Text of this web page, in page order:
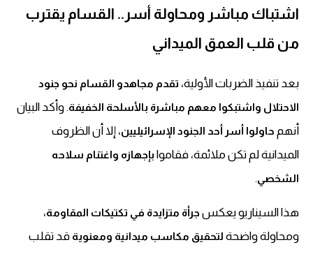
اشتباك مباشر ومحاولة أسر.. القسام يقترب
من قلب العمق الميداني
بعد تنفيذ الضربات الأولية، تقدم مجاهدو القسام نحو جنود
الاحتلال واشتبكوا معهم مباشرة بالأسلحة الخفيفة. وأكد البيان
أنهم حاولوا أسر أحد الجنود الإسرائيليين، إلا أن الظروف
الميدانية لم تكن ملائمة، فقاموا بإجهازه واغتنام سلاحه
الشخصي.
هذا السيناريو يعكس جرأة متزايدة في تكتيكات المقاومة،
ومحاولة واضحة لتحقيق مكاسب ميدانية ومعنوية قد تقلب